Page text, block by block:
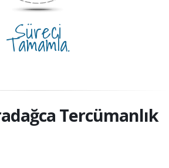
Süreci
Tamamla.
Tercümanlık